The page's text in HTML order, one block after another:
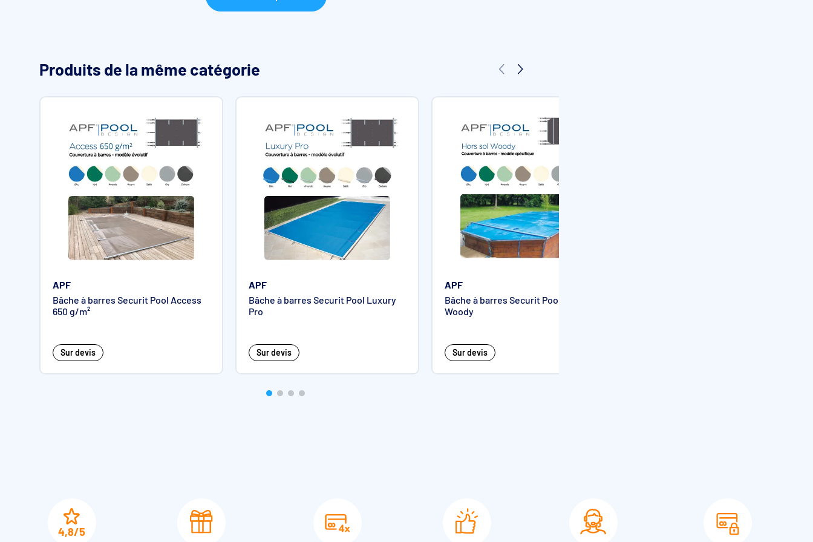
Plusieurs coloris disponibles
Options : manivelles et motorisations
du bassin
Finitions
Uniquement sur bassin
Découpe en forme
Produits de la même catégorie
APF
Bâche à barres Securit Pool Access
650 g/m²
Sur devis
APF
Bâche à barres Securit Pool Luxury
Pro
Sur devis
APF
Bâche à barres Securit Pool Hors Sol
Woody
Sur devis
4,8/5